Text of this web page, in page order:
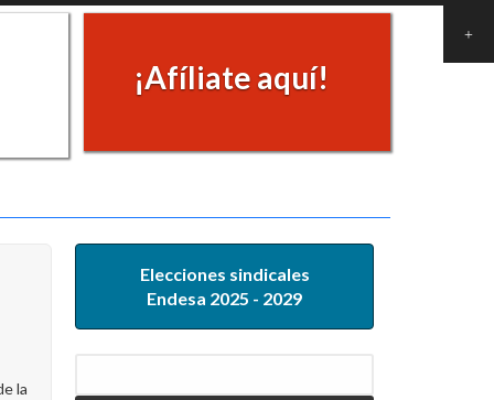
¡Afíliate aquí!
la
Elecciones sindicales
Endesa 2025 - 2029